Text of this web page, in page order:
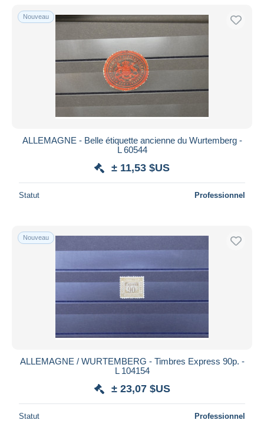
Nouveau
ALLEMAGNE - Belle étiquette ancienne du Wurtemberg -
L 60544
± 11,53 $US
Statut Professionnel
Nouveau
ALLEMAGNE / WURTEMBERG - Timbres Express 90p. -
L 104154
± 23,07 $US
Statut Professionnel